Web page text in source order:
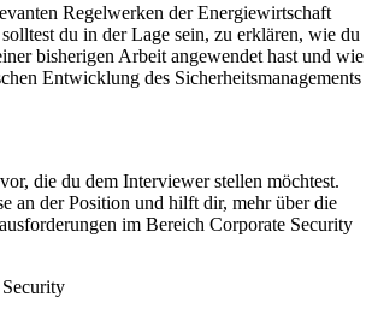
Regelwerken der Energiewirtschaft
du in der Lage sein, zu erklären, wie du
bisherigen Arbeit angewendet hast und wie
Entwicklung des Sicherheitsmanagements
die du dem Interviewer stellen möchtest.
an der Position und hilft dir, mehr über die
im Bereich Corporate Security